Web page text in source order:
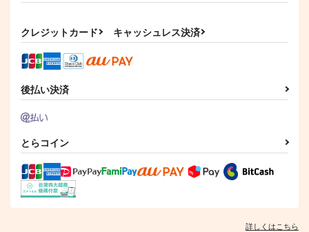
Basso!
787
クラウド×ティファ
サンプル
作品詳細
582円（税込）
クレジットカード キャッシュレス決済
後払い決済
とらコイン
詳しくはこちら